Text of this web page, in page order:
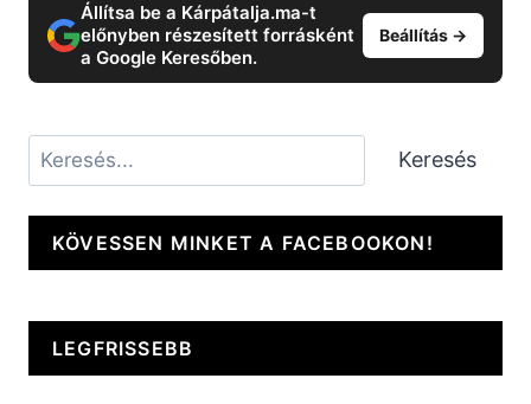
Állítsa be a Kárpátalja.ma-t
előnyben részesített forrásként
a Google Keresőben.
Beállítás →
Keresés Keresés
KÖVESSEN MINKET A FACEBOOKON!
LEGFRISSEBB